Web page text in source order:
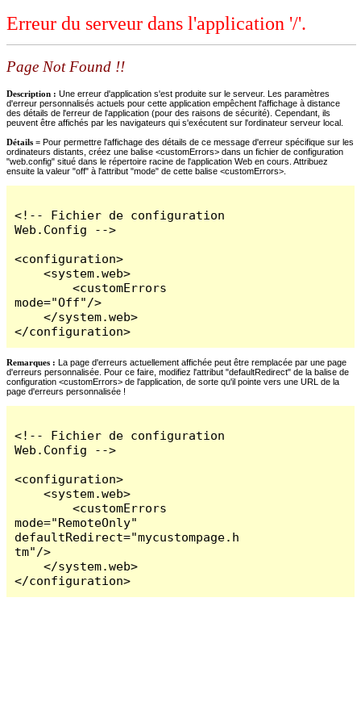
Erreur du serveur dans l'application '/'.
Page Not Found !!
Description : Une erreur d'application s'est produite sur le serveur. Les paramètres
d'erreur personnalisés actuels pour cette application empêchent l'affichage à distance
des détails de l'erreur de l'application (pour des raisons de sécurité). Cependant, ils
peuvent être affichés par les navigateurs qui s'exécutent sur l'ordinateur serveur local.
Détails = Pour permettre l'affichage des détails de ce message d'erreur spécifique sur les
ordinateurs distants, créez une balise <customErrors> dans un fichier de configuration
"web.config" situé dans le répertoire racine de l'application Web en cours. Attribuez
ensuite la valeur "off" à l'attribut "mode" de cette balise <customErrors>.
<!-- Fichier de configuration
Web.Config -->
<configuration>
    <system.web>
        <customErrors
mode="Off"/>
    </system.web>
</configuration>
Remarques : La page d'erreurs actuellement affichée peut être remplacée par une page
d'erreurs personnalisée. Pour ce faire, modifiez l'attribut "defaultRedirect" de la balise de
configuration <customErrors> de l'application, de sorte qu'il pointe vers une URL de la
page d'erreurs personnalisée !
<!-- Fichier de configuration
Web.Config -->
<configuration>
    <system.web>
        <customErrors
mode="RemoteOnly"
defaultRedirect="mycustompage.h
tm"/>
    </system.web>
</configuration>